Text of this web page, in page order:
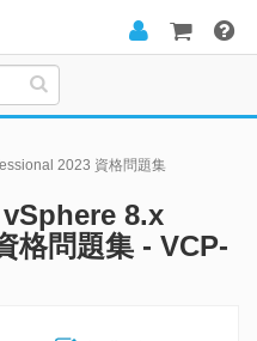
2023 資格問題集
8.x
格問題集 - VCP-